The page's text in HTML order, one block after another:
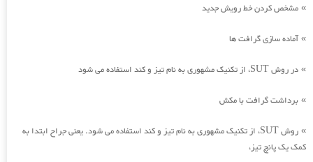
» مشخص کردن خط رویش جدید
»آماده سازی گرافت ها
» در روش SUT، از تکنیک مشهوری به نام تیز و کند استفاده می شود
» برداشت گرافت با مکش
»
روش SUT، از تکنیک مشهوری به نام تیز و کند استفاده می شود. یعنی جراح ابتدا به
کمک یک پانچ تیز،